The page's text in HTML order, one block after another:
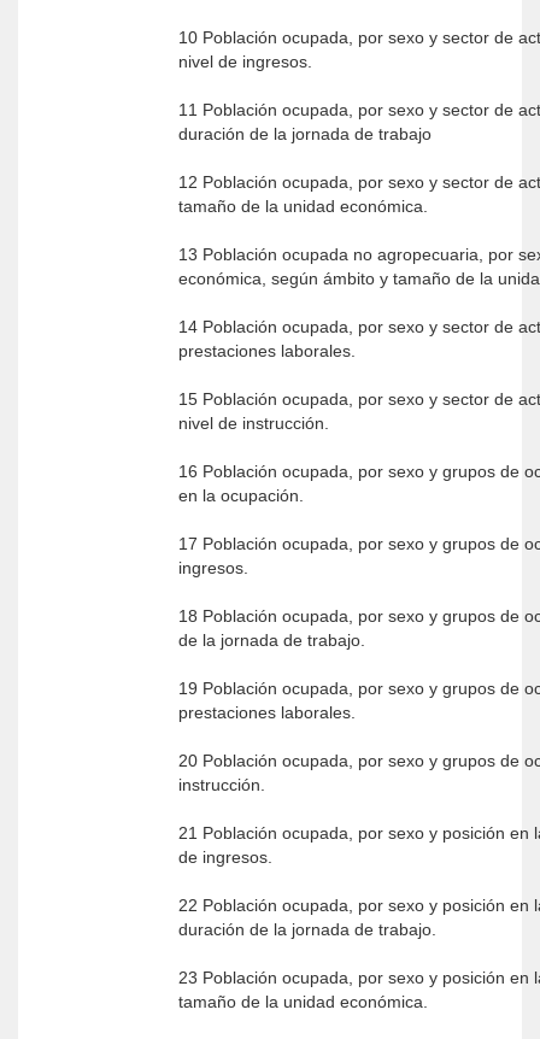
10 Población ocupada, por sexo y sector de
nivel de ingresos.
11 Población ocupada, por sexo y sector de
duración de la jornada de trabajo
12 Población ocupada, por sexo y sector de
tamaño de la unidad económica.
13 Población ocupada no agropecuaria, por
económica, según ámbito y tamaño de la
14 Población ocupada, por sexo y sector de
prestaciones laborales.
15 Población ocupada, por sexo y sector de
nivel de instrucción.
16 Población ocupada, por sexo y grupos de
en la ocupación.
17 Población ocupada, por sexo y grupos de
ingresos.
18 Población ocupada, por sexo y grupos de
de la jornada de trabajo.
19 Población ocupada, por sexo y grupos de
prestaciones laborales.
20 Población ocupada, por sexo y grupos de
instrucción.
21 Población ocupada, por sexo y posición en
de ingresos.
22 Población ocupada, por sexo y posición en
duración de la jornada de trabajo.
23 Población ocupada, por sexo y posición en
tamaño de la unidad económica.